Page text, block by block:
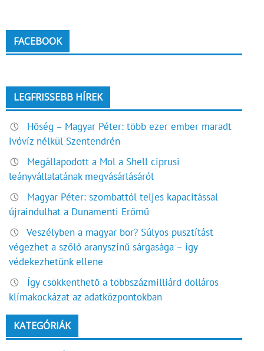
FACEBOOK
LEGFRISSEBB HÍREK
Hőség – Magyar Péter: több ezer ember maradt
ivóvíz nélkül Szentendrén
Megállapodott a Mol a Shell ciprusi
leányvállalatának megvásárlásáról
Magyar Péter: szombattól teljes kapacitással
újraindulhat a Dunamenti Erőmű
Veszélyben a magyar bor? Súlyos pusztítást
végezhet a szőlő aranyszínű sárgasága – így
védekezhetünk ellene
Így csökkenthető a többszázmilliárd dolláros
klímakockázat az adatközpontokban
KATEGÓRIÁK